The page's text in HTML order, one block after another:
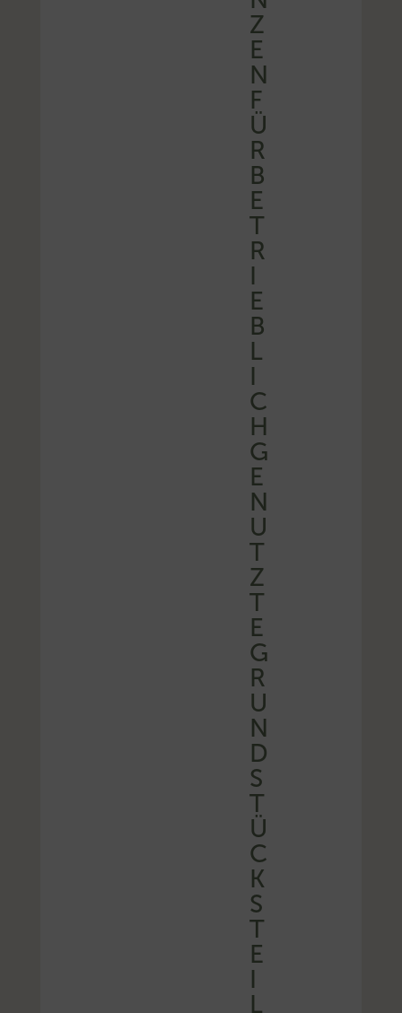
Z
E
N
F
Ü
R
B
E
T
R
I
E
B
L
I
C
H
G
E
N
U
T
Z
T
E
G
R
U
N
D
S
T
Ü
C
K
S
T
E
I
L